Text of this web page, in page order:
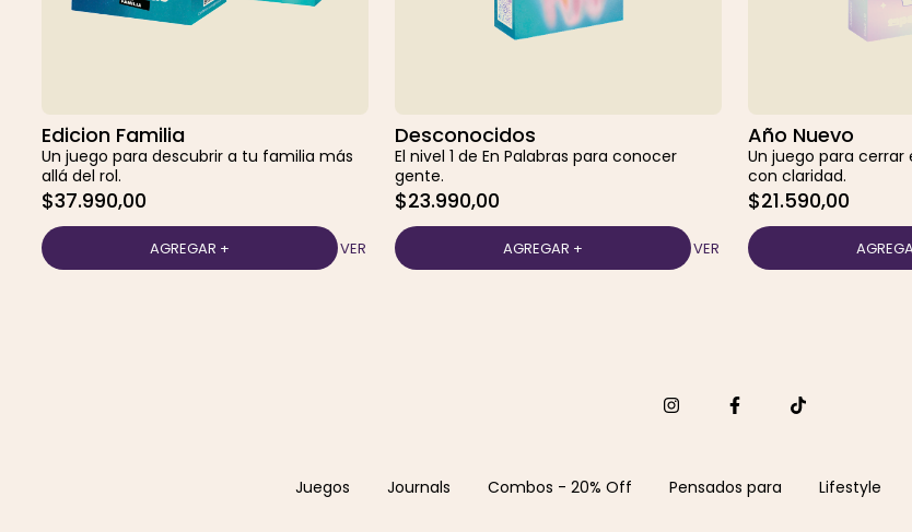
Edicion Familia
Un juego para descubrir a tu familia más
allá del rol.
$37.990,00
VER
Desconocidos
El nivel 1 de En Palabras para conocer
gente.
$23.990,00
VER
Año Nuevo
Un juego para
con claridad.
$21.590,00
Juegos Journals Combos - 20% Off Pensados para Lifestyle